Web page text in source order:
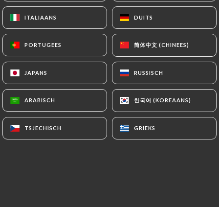
MENU
ITALIAANS DUITS
PORTUGEES 简体中文 (CHINEES)
JAPANS RUSSISCH
ARABISCH 한국어 (KOREAANS)
TSJECHISCH GRIEKS
HOME/GALERIJ
Galerij
ITALIAANS DUITS
PORTUGEES 简体中文 (CHINEES)
JAPANS RUSSISCH
ARABISCH 한국어 (KOREAANS)
TSJECHISCH GRIEKS